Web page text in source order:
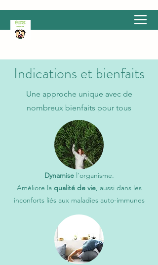
Indications et bienfaits
Une approche unique avec de
nombreux bienfaits pour tous
Dynamise l’organisme.
Améliore laqualité de vie, aussi dans les
inconforts liés aux maladies auto-immunes